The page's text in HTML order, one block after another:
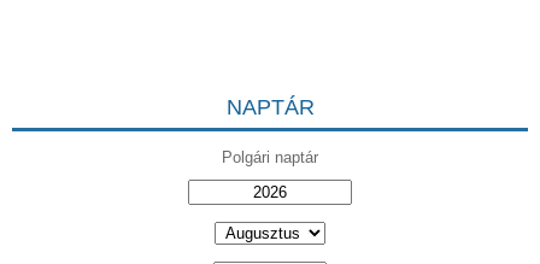
NAPTÁR
Polgári naptár